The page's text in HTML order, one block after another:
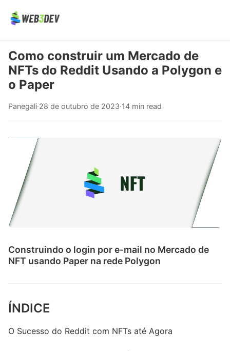
Como construir um Mercado de
NFTs do Reddit Usando a Polygon e
o Paper
Panegali·28 de outubro de 2023·14 min read
Construindo o login por e-mail no Mercado de
NFT usando Paper na rede Polygon
ÍNDICE
O Sucesso do Reddit com NFTs até Agora